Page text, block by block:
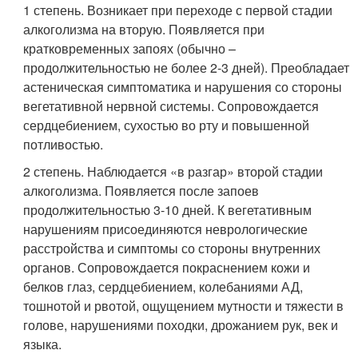
1 степень. Возникает при переходе с первой стадии
алкоголизма на вторую. Появляется при
кратковременных запоях (обычно –
продолжительностью не более 2-3 дней). Преобладает
астеническая симптоматика и нарушения со стороны
вегетативной нервной системы. Сопровождается
сердцебиением, сухостью во рту и повышенной
потливостью.
2 степень. Наблюдается «в разгар» второй стадии
алкоголизма. Появляется после запоев
продолжительностью 3-10 дней. К вегетативным
нарушениям присоединяются неврологические
расстройства и симптомы со стороны внутренних
органов. Сопровождается покраснением кожи и
белков глаз, сердцебиением, колебаниями АД,
тошнотой и рвотой, ощущением мутности и тяжести в
голове, нарушениями походки, дрожанием рук, век и
языка.